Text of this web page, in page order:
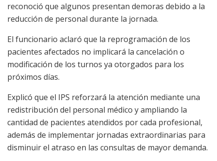
reconoció que algunos presentan demoras debido a la
reducción de personal durante la jornada.
El funcionario aclaró que la reprogramación de los
pacientes afectados no implicará la cancelación o
modificación de los turnos ya otorgados para los
próximos días.
Explicó que el IPS reforzará la atención mediante una
redistribución del personal médico y ampliando la
cantidad de pacientes atendidos por cada profesional,
además de implementar jornadas extraordinarias para
disminuir el atraso en las consultas de mayor demanda.